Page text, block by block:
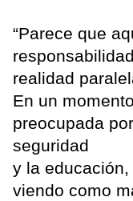
“Parece que
realidad
En un
preocupada
seguridad
y la
viendo como